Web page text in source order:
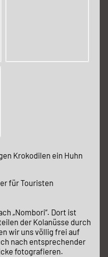
Krokodilen ein Huhn
für Touristen
„Nombori“. Dort ist
der Kolanüsse durch
wir uns völlig frei auf
nach entsprechender
fotografieren.